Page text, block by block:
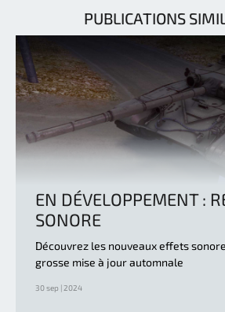
PUBLICATIONS
EN DÉVELOPPEMENT :
SONORE
Découvrez les nouveaux effets
grosse mise à jour automnale
30 sep | 2024